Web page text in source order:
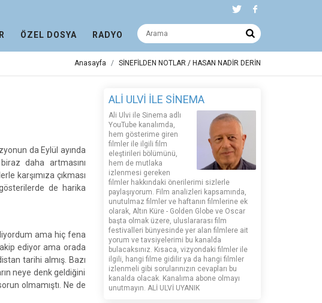
ÖZEL DOSYA RADYO
Anasayfa SİNEFİLDEN NOTLAR / HASAN NADİR DERİN
da Eylül ayında
daha artmasını
karşımıza çıkması
de harika
ama hiç fena
ediyor ama orada
tarihi almış. Bazı
neye denk geldiğini
olmamıştı. Ne de
ALİ ULVİ İLE SİNEMA
Ali Ulvi ile Sinema adlı
YouTube kanalımda,
hem gösterime giren
filmler ile ilgili film
eleştirileri bölümünü,
hem de mutlaka
izlenmesi gereken
filmler hakkındaki önerilerimi sizlerle
paylaşıyorum. Film analizleri kapsamında,
unutulmaz filmler ve haftanın filmlerine ek
olarak, Altın Küre - Golden Globe ve Oscar
başta olmak üzere, uluslararası film
festivalleri bünyesinde yer alan filmlere ait
yorum ve tavsiyelerimi bu kanalda
bulacaksınız. Kısaca, vizyondaki filmler ile
ilgili, hangi filme gidilir ya da hangi filmler
izlenmeli gibi sorularınızın cevapları bu
kanalda olacak. Kanalıma abone olmayı
unutmayın. ALİ ULVİ UYANIK